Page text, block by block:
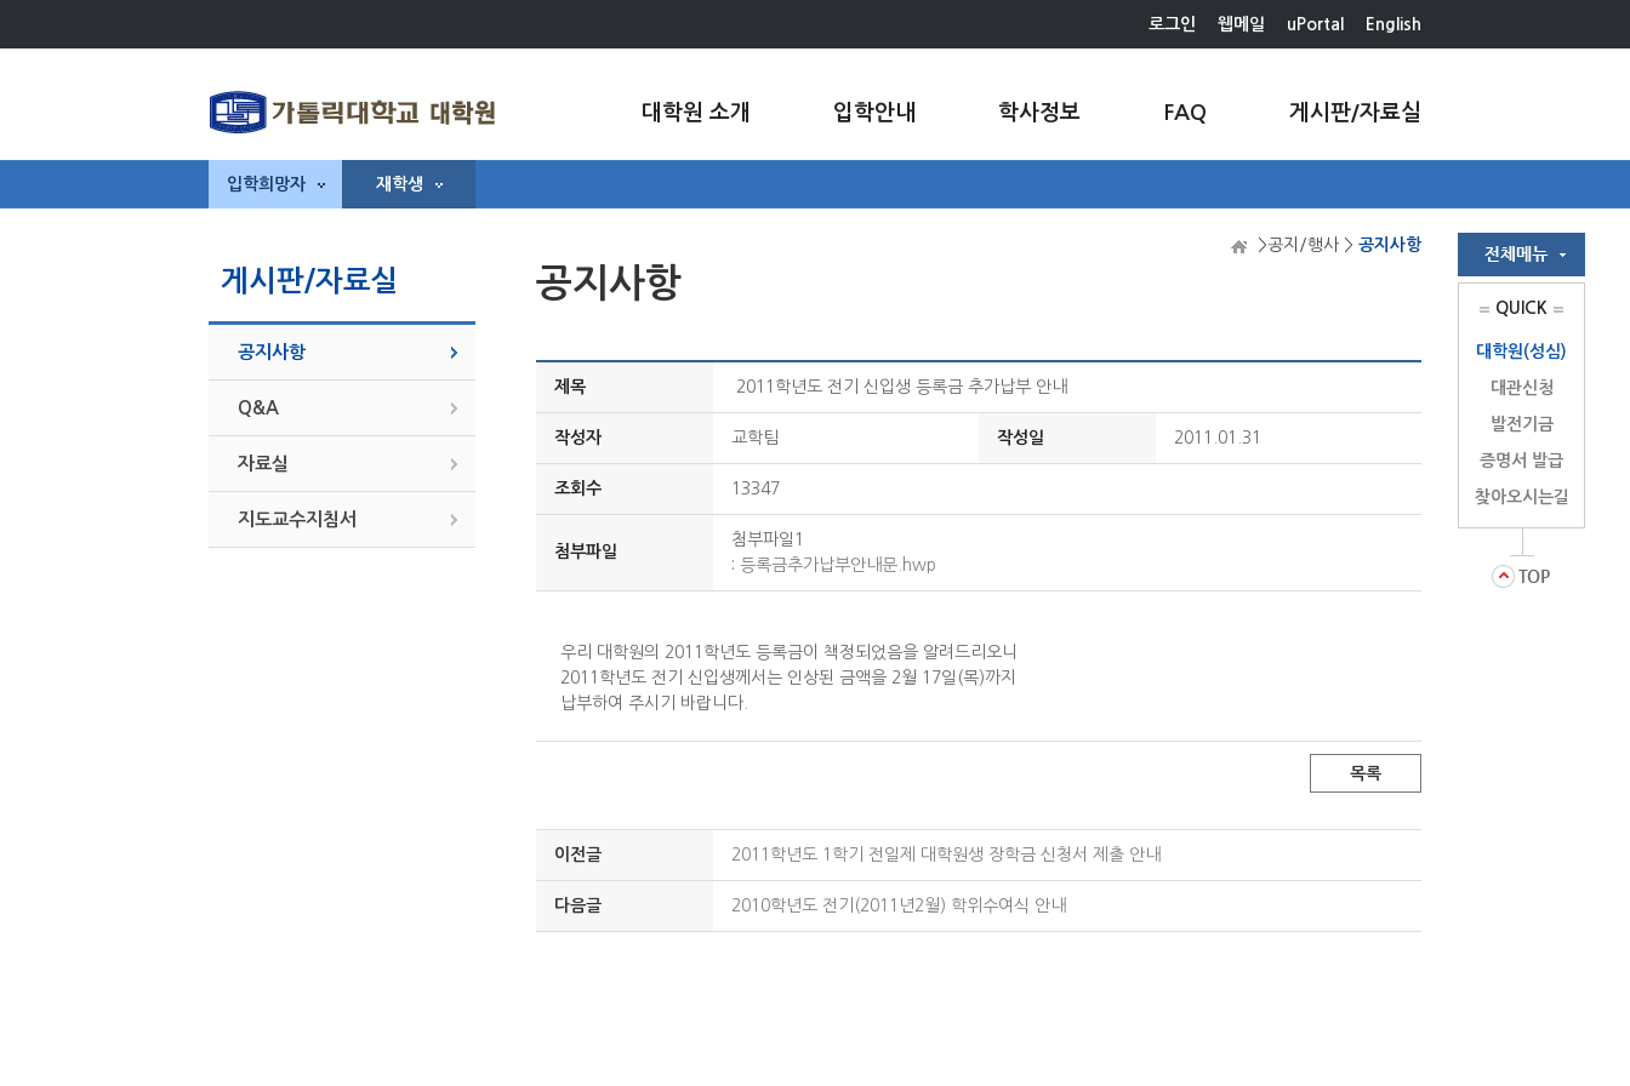
로그인 웹메일 uPortal English
대학원 소개 입학안내 학사정보 FAQ 게시판/자료실
입학희망자 재학생
게시판/자료실
공지사항
Q&A
자료실
지도교수지침서
>공지/행사 > 공지사항
공지사항
제목 2011학년도 전기 신입생 등록금 추가납부 안내
작성자 교학팀 작성일 2011.01.31
조회수 13347
첨부파일
첨부파일1
: 등록금추가납부안내문.hwp
우리 대학원의 2011학년도 등록금이 책정되었음을 알려드리오니
2011학년도 전기 신입생께서는 인상된 금액을 2월 17일(목)까지
납부하여 주시기 바랍니다.
목록
이전글 2011학년도 1학기 전일제 대학원생 장학금 신청서 제출 안내
다음글 2010학년도 전기(2011년2월) 학위수여식 안내
QUICK
대학원(성심)
대관신청
발전기금
증명서 발급
찾아오시는길